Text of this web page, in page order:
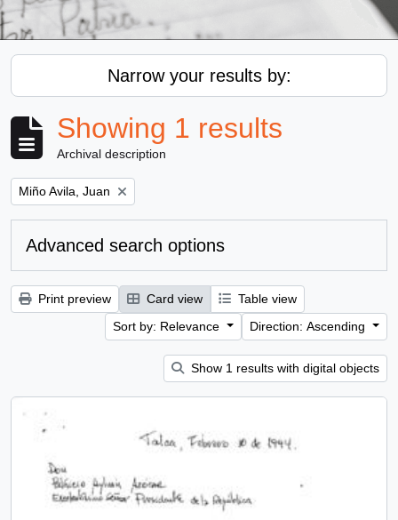
Narrow your results by:
Showing 1 results
Archival description
Remove filter:
Miño Avila, Juan
Advanced search options
Print preview Card view
Table view
Sort by: Relevance
Direction: Ascending
Show 1 results with digital objects